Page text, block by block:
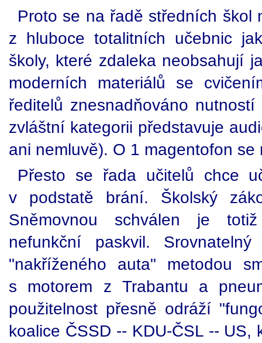
Proto se na řadě středních škol
z hluboce totalitních učebnic
školy, které zdaleka neobsahují
moderních materiálů se
ředitelů znesnadňováno
zvláštní kategorii představuje
ani nemluvě). O 1 magentofon
Přesto se řada učitelů chce
v podstatě brání. Školský
Sněmovnou schválen je
nefunkční paskvil.
"nakříženého auta" metodou
s motorem z Trabantu a
použitelnost přesně odráží
koalice ČSSD -- KDU-ČSL --